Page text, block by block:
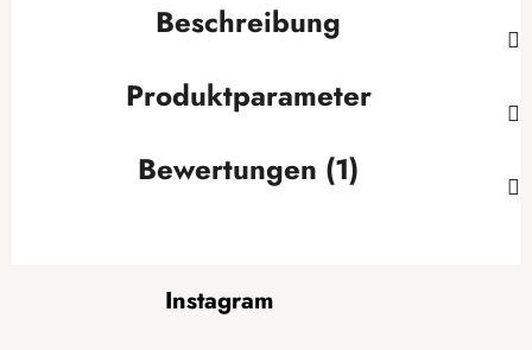
Beschreibung
Produktparameter
Bewertungen (1)
Instagram